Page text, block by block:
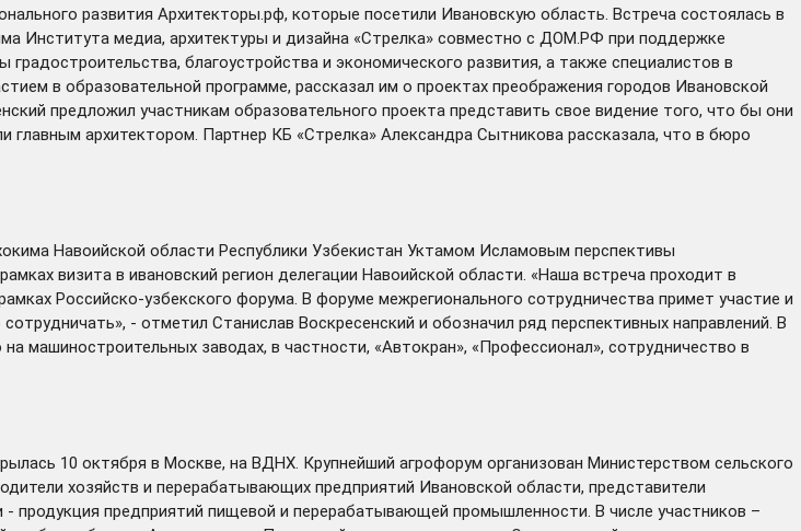
развития Архитекторы.рф, которые посетили Ивановскую область. Встреча состоялась в
Института медиа, архитектуры и дизайна «Стрелка» совместно с ДОМ.РФ при поддержке
благоустройства и экономического развития, а также специалистов в
в образовательной программе, рассказал им о проектах преображения городов Ивановской
предложил участникам образовательного проекта представить свое видение того, что бы они
архитектором. Партнер КБ «Стрелка» Александра Сытникова рассказала, что в бюро
Навоийской области Республики Узбекистан Уктамом Исламовым перспективы
визита в ивановский регион делегации Навоийской области. «Наша встреча проходит в
Российско-узбекского форума. В форуме межрегионального сотрудничества примет участие и
- отметил Станислав Воскресенский и обозначил ряд перспективных направлений. В
машиностроительных заводах, в частности, «Автокран», «Профессионал», сотрудничество в
10 октября в Москве, на ВДНХ. Крупнейший агрофорум организован Министерством сельского
хозяйств и перерабатывающих предприятий Ивановской области, представители
продукция предприятий пищевой и перерабатывающей промышленности. В числе участников –